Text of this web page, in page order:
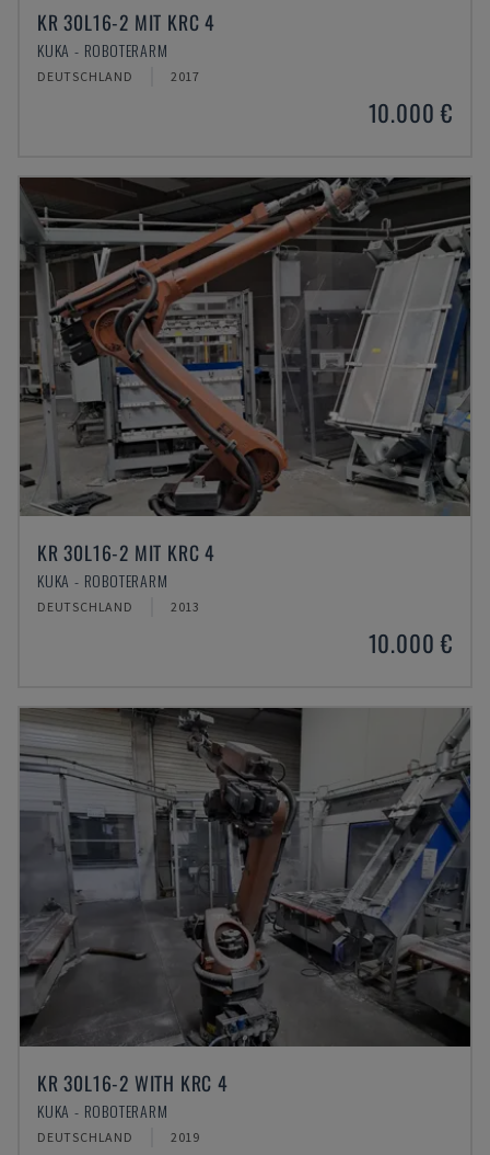
KR 30L16-2 MIT KRC 4
KUKA - ROBOTERARM
DEUTSCHLAND 2017
10.000 €
KR 30L16-2 MIT KRC 4
KUKA - ROBOTERARM
DEUTSCHLAND 2013
10.000 €
KR 30L16-2 WITH KRC 4
KUKA - ROBOTERARM
DEUTSCHLAND 2019